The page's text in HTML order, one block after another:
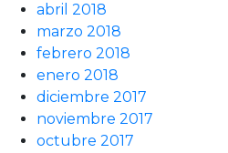
abril 2018
marzo 2018
febrero 2018
enero 2018
diciembre 2017
noviembre 2017
octubre 2017